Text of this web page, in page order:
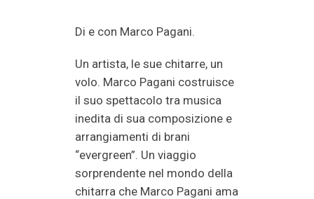
Di e con Marco Pagani.
Un artista, le sue chitarre, un
volo. Marco Pagani costruisce
il suo spettacolo tra musica
inedita di sua composizione e
arrangiamenti di brani
“evergreen”. Un viaggio
sorprendente nel mondo della
chitarra che Marco Pagani ama